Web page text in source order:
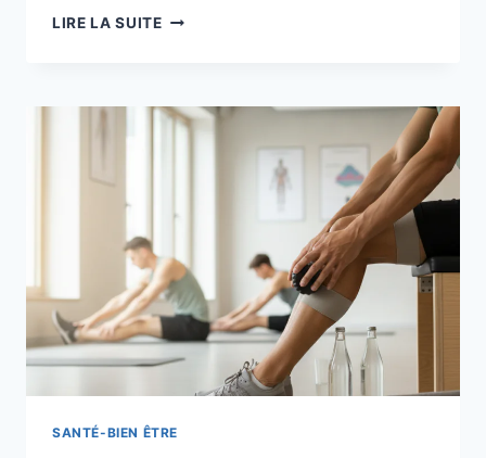
LIRE LA SUITESHILAJIT
RISQUES
CONSOMMATION
SANTÉ-BIEN ÊTRE